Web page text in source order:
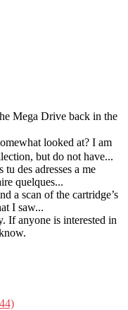
Mega Drive back in the
looked at? I am
, but do not have...
tu des adresses a me
quelques...
a scan of the cartridge’s
I saw...
If anyone is interested in